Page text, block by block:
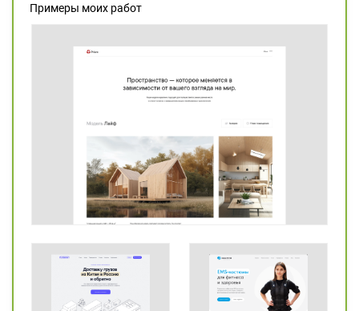
Примеры моих работ